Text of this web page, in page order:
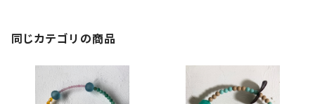
同じカテゴリの商品